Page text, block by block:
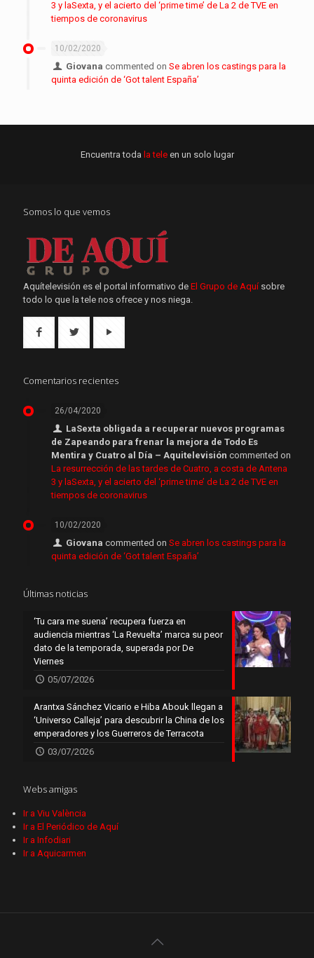
3 y laSexta, y el acierto del ‘prime time’ de La 2 de TVE en
tiempos de coronavirus
10/02/2020
Giovana commented onSe abren los castings para la
quinta edición de ‘Got talent España’
Encuentra toda la tele en un solo lugar
Somos lo que vemos
Aquítelevisión es el portal informativo de El Grupo de Aquí sobre
todo lo que la tele nos ofrece y nos niega.
Comentarios recientes
26/04/2020
LaSexta obligada a recuperar nuevos programas
de Zapeando para frenar la mejora de Todo Es
Mentira y Cuatro al Día – Aquitelevisión commented on
La resurrección de las tardes de Cuatro, a costa de Antena
3 y laSexta, y el acierto del ‘prime time’ de La 2 de TVE en
tiempos de coronavirus
10/02/2020
Giovana commented onSe abren los castings para la
quinta edición de ‘Got talent España’
Últimas noticias
‘Tu cara me suena’ recupera fuerza en
audiencia mientras ‘La Revuelta’ marca su peor
dato de la temporada, superada por De
Viernes
05/07/2026
Arantxa Sánchez Vicario e Hiba Abouk llegan a
‘Universo Calleja’ para descubrir la China de los
emperadores y los Guerreros de Terracota
03/07/2026
Webs amigas
Ir a Viu València
Ir a El Periódico de Aquí
Ir a Infodiari
Ir a Aquicarmen